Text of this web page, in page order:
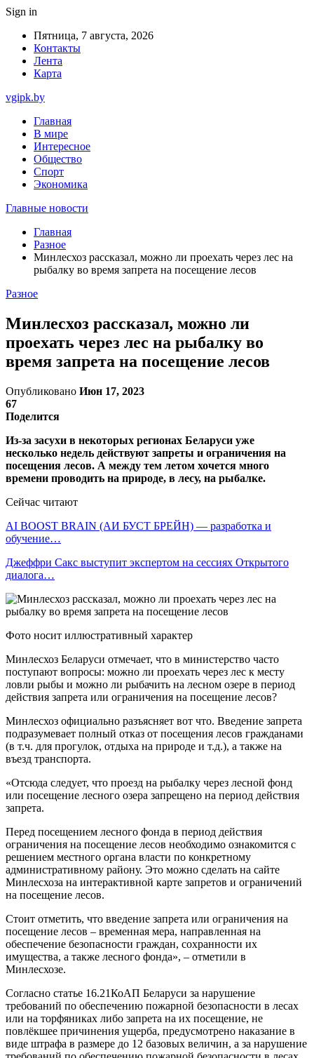
Sign in
Пятница, 7 августа, 2026
Контакты
Лента
Карта
vgipk.by
Главная
В мире
Интересное
Общество
Спорт
Экономика
Главные новости
Главная
Разное
Минлесхоз рассказал, можно ли проехать через лес на
рыбалку во время запрета на посещение лесов
Разное
Минлесхоз рассказал, можно ли
проехать через лес на рыбалку во
время запрета на посещение лесов
Опубликовано Июн 17, 2023
67
Поделится
Из-за засухи в некоторых регионах Беларуси уже
несколько недель действуют запреты и ограничения на
посещения лесов. А между тем летом хочется много
времени проводить на природе, в лесу, на рыбалке.
Сейчас читают
AI BOOST BRAIN (АИ БУСТ БРЕЙН) — разработка и
обучение…
Джеффри Сакс выступит экспертом на сессиях Открытого
диалога…
Фото носит иллюстративный характер
Минлесхоз Беларуси отмечает, что в министерство часто
поступают вопросы: можно ли проехать через лес к месту
ловли рыбы и можно ли рыбачить на лесном озере в период
действия запрета или ограничения на посещение лесов?
Минлесхоз официально разъясняет вот что. Введение запрета
подразумевает полный отказ от посещения лесов гражданами
(в т.ч. для прогулок, отдыха на природе и т.д.), а также на
въезд транспорта.
«Отсюда следует, что проезд на рыбалку через лесной фонд
или посещение лесного озера запрещено на период действия
запрета.
Перед посещением лесного фонда в период действия
ограничения на посещение лесов необходимо ознакомится с
решением местного органа власти по конкретному
административному району. Это можно сделать на сайте
Минлесхоза на интерактивной карте запретов и ограничений
на посещение лесов.
Стоит отметить, что введение запрета или ограничения на
посещение лесов – временная мера, направленная на
обеспечение безопасности граждан, сохранности их
имущества, а также лесного фонда», – отметили в
Минлесхозе.
Согласно статье 16.21КоАП Беларуси за нарушение
требований по обеспечению пожарной безопасности в лесах
или на торфяниках либо запрета на их посещение, не
повлёкшее причинения ущерба, предусмотрено наказание в
виде штрафа в размере до 12 базовых величин, а за нарушение